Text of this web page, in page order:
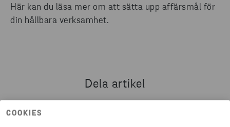
COOKIES
Här kan du läsa mer om att sätta upp affärsmål för
din hållbara verksamhet.
Dela artikel